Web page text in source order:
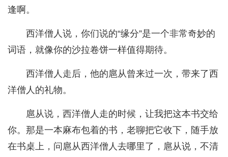
逢啊。
西洋僧人说，你们说的“缘分”是一个非常奇妙的
词语，就像你的沙拉卷饼一样值得期待。
西洋僧人走后，他的扈从曾来过一次，带来了西
洋僧人的礼物。
扈从说，西洋僧人走的时候，让我把这本书交给
你。那是一本麻布包着的书，老聊把它收下，随手放
在书桌上，问扈从西洋僧人去哪里了，扈从说，不清